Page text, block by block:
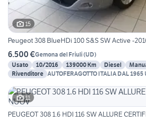
15
Peugeot 308 BlueHDi 100 S&S SW Active -
6.500 €Gemona del Friuli(UD)
Usato
10/2016 139000 Km Diesel
Rivenditore AUTOFERAGOTTO ITALIA DAL 1965
11
PEUGEOT 308 1.6 HDI 116 SW ALLURE